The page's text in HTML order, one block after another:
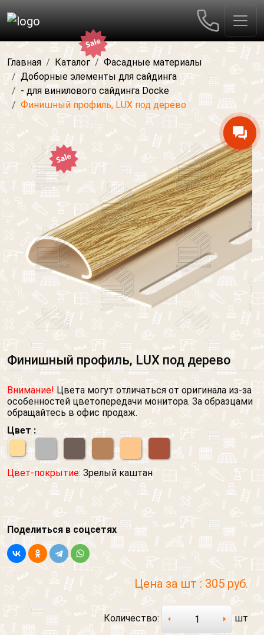
Главная Каталог
Фасадные материалы
Доборные элементы для сайдинга
- для винилового сайдинга Docke
Финишный профиль, LUX под дерево
Финишный профиль, LUX под дерево
Внимание! Цвета могут отличаться от оригинала из-за
особенностей цветопередачи монитора. За образцами
обращайтесь в офис продаж.
Цвет :
Цвет-покрытие: Зрелый каштан
Поделиться в соцсетях
Цена за шт :305 руб.
Количество: шт